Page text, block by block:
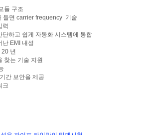
듈 구조
들면 carrier frequency 기술
력
단하고 쉽게 자동화 시스템에 통합
난 EMI 내성
년
찾는 기술 지원
간 보안을 제공
크